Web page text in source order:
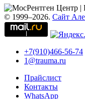
© 1999–2026. Сайт
+7(910)466-56-74
1@trauma.ru
Прайслист
Контакты
WhatsApp